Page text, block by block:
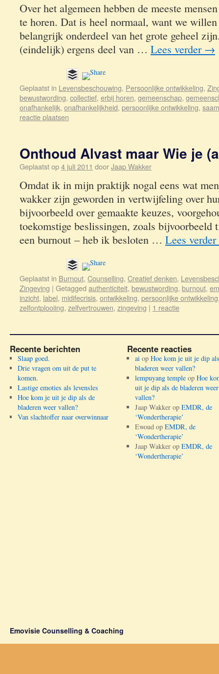
Over het algemeen hebben de meeste
te horen. Dat is heel normaal, want we
belangrijk onderdeel van het grote geheel
(eindelijk) ergens deel van … Lees verder →
Geplaatst in Levensbeschouwing, Persoonlijke ontwikkeling,
bewustwording, collectief, erbij horen, gemeenschap,
onafhankelijk, onafhankelijkheid, persoonlijke ontwikkeling,
reactie plaatsen
Onthoud Alvast maar Wie je
Geplaatst op4 juli 2011 doorJaap Wakker
Omdat ik in mijn praktijk nogal eens wat
wakker zijn geworden in vertwijfeling over
bijvoorbeeld over gemaakte keuzes,
toekomstige beslissingen, zoals
een burnout – heb ik besloten … Lees verder
Geplaatst in Burnout, Counselling, Creatief denken,
Zingeving | Getagged authenticiteit, bewustwording, burnout,
inzicht, label, midifecrisis, ontwikkeling, persoonlijke ontwikkeling
zelfontplooiing, zelfvertrouwen, zingeving | 1 reactie
Recente berichten
Slaap goed.
Drie vragen om uit de put te
komen.
Lastige emoties als levensles
Hoe kom je uit je dip als de
bladeren weer vallen?
Van slachtoffer naar overwinnaar
Recente reacties
aiop Hoe kom je uit je dip
bladeren weer vallen?
lempuyang templeop Hoe
uit je dip als de bladeren weer
vallen?
Jaap Wakkerop EMDR, de
‘Wondertherapie’
Ewoudop EMDR, de
‘Wondertherapie’
Jaap Wakkerop EMDR, de
‘Wondertherapie’
Emovisie Counselling & Coaching